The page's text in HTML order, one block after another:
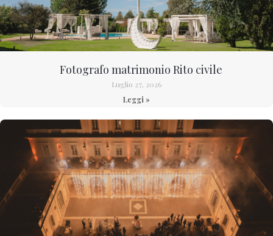
Fotografo matrimonio Rito civile
Luglio 27, 2026
Leggi »